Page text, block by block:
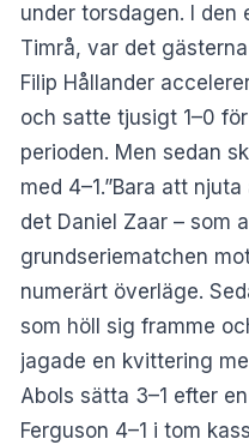
under torsdagen. I den
Timrå, var det
Filip Hållander
och satte tjusigt 1–0
perioden. Men sedan
med 4–1.”Bara att
det Daniel Zaar – som
grundseriematchen
numerärt överläge.
som höll sig framme
jagade en kvittering
Abols sätta 3–1 efter
Ferguson 4–1 i tom